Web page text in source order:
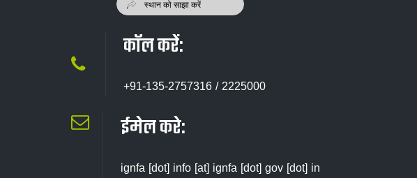
कॉल करें:
+91-135-2757316 / 2225000
ईमेल करे:
ignfa [dot] info [at] ignfa [dot] gov [dot] in